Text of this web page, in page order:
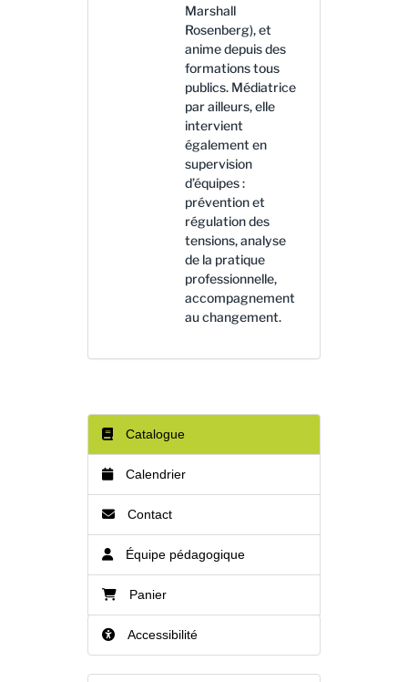
Marshall
Rosenberg), et
anime depuis des
formations tous
publics. Médiatrice
par ailleurs, elle
intervient
également en
supervision
d’équipes :
prévention et
régulation des
tensions, analyse
de la pratique
professionnelle,
accompagnement
au changement.
Catalogue
Calendrier
Contact
Équipe pédagogique
Panier
Accessibilité